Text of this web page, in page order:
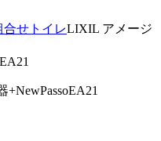
合せトイレLIXIL アメージ